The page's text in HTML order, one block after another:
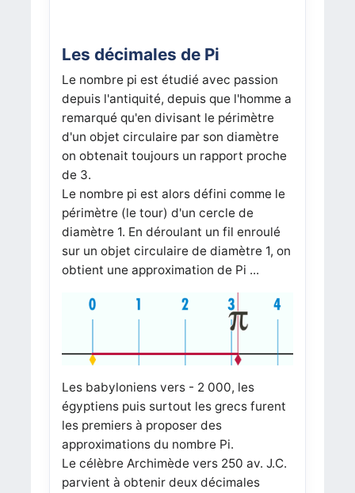
Les décimales de Pi
Le nombre pi est étudié avec passion
depuis l'antiquité, depuis que l'homme a
remarqué qu'en divisant le périmètre
d'un objet circulaire par son diamètre
on obtenait toujours un rapport proche
de 3.
Le nombre pi est alors défini comme le
périmètre (le tour) d'un cercle de
diamètre 1. En déroulant un fil enroulé
sur un objet circulaire de diamètre 1, on
obtient une approximation de Pi ...
Les babyloniens vers - 2 000, les
égyptiens puis surtout les grecs furent
les premiers à proposer des
approximations du nombre Pi.
Le célèbre Archimède vers 250 av. J.C.
parvient à obtenir deux décimales